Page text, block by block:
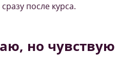
после курса.
но чувствую